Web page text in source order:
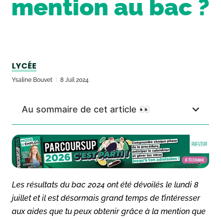
mention au bac ?
LYCÉE
Ysaline Bouvet 8 Juil 2024
Au sommaire de cet article 👀
Les résultats du bac 2024 ont été dévoilés le lundi 8
juillet et il est désormais grand temps de t’intéresser
aux aides que tu peux obtenir grâce à la mention que